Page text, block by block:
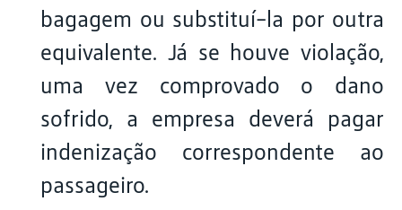
bagagem ou substituí-la por outra
equivalente. Já se houve violação,
uma vez comprovado o dano
sofrido, a empresa deverá pagar
indenização correspondente ao
passageiro.